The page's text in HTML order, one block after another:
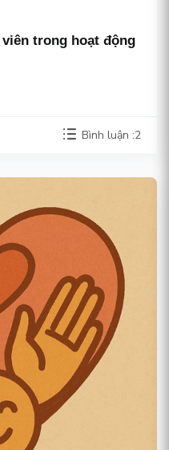
trong hoạt động
Bình luận :2